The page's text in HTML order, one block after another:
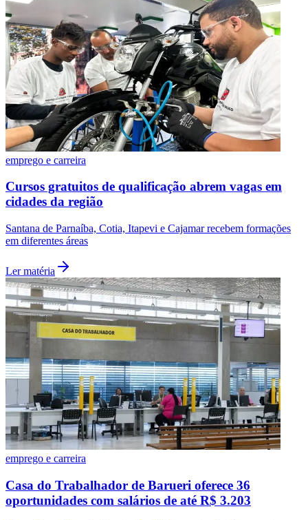
Santos
emprego e carreira
Cursos gratuitos de qualificação abrem vagas em
cidades da região
Santana de Parnaíba, Cotia, Itapevi e Cajamar recebem formações
em diferentes áreas
Ler matéria
emprego e carreira
Casa do Trabalhador de Barueri oferece 36
oportunidades com salários de até R$ 3.203